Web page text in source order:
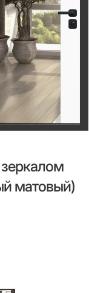
матовый)